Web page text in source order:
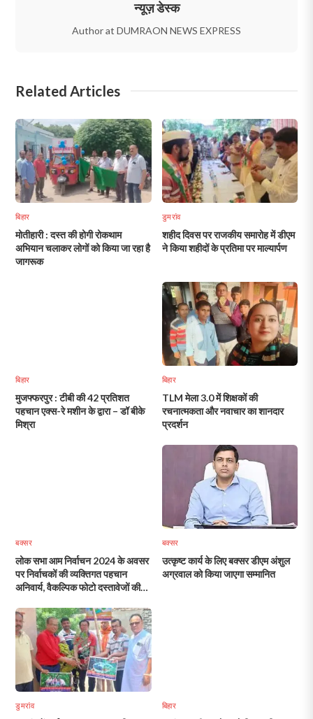
न्यूज़ डेस्क
Author at DUMRAON NEWS EXPRESS
Related Articles
बिहार
मोतीहारी : दस्त की होगी रोकथाम
अभियान चलाकर लोगों को किया जा रहा है
जागरूक
डुमरांव
शहीद दिवस पर राजकीय समारोह में डीएम
ने किया शहीदों के प्रतिमा पर माल्यार्पण
बिहार
मुजफ्फरपुर : टीबी की 42 प्रतिशत
पहचान एक्स-रे मशीन के द्वारा – डॉ बीके
मिश्रा
बिहार
TLM मेला 3.0 में शिक्षकों की
रचनात्मकता और नवाचार का शानदार
प्रदर्शन
बक्सर
लोक सभा आम निर्वाचन 2024 के अवसर
पर निर्वाचकों की व्यक्तिगत पहचान
अनिवार्य, वैकल्पिक फोटो दस्तावेजों की
बक्सर
उत्कृष्ट कार्य के लिए बक्सर डीएम अंशुल
अग्रवाल को किया जाएगा सम्मानित
डुमरांव बिहार